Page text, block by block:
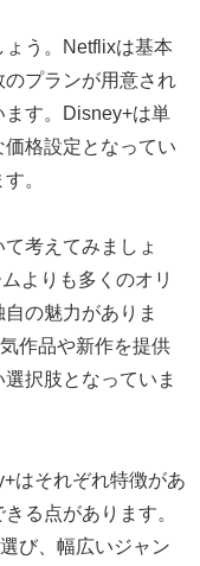
う。Netflixは基本
プランが用意され
す。Disney+は単
格設定となってい
。
考えてみましょ
よりも多くのオリ
の魅力がありま
作品や新作を提供
択肢となっていま
はそれぞれ特徴があ
る点があります。
び、幅広いジャン